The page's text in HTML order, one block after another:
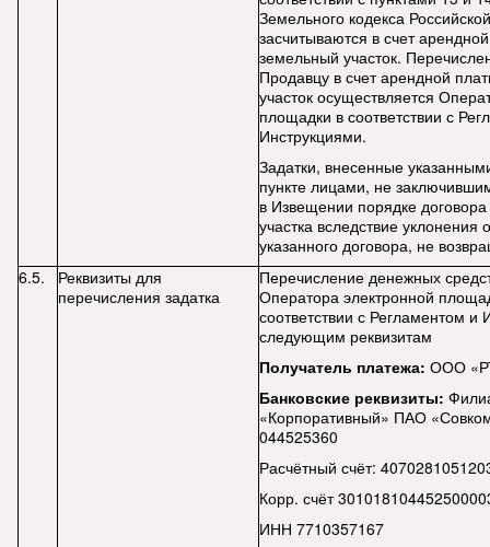
Земельного кодекса
засчитываются в счет
земельный участок.
Продавцу в счет арендной
участок осуществляется
площадки в соответствии с
Инструкциями.
Задатки, внесенные
пункте лицами, не
в Извещении порядке
участка вследствие уклонения
указанного договора, не
6.5.
Реквизиты для
перечисления задатка
Перечисление денежных
Оператора электронной
соответствии с Регламентом и
следующим реквизитам
Получатель платежа: ООО
Банковские реквизиты:
«Корпоративный» ПАО
044525360
Расчётный счёт:
Корр. счёт
ИНН 7710357167